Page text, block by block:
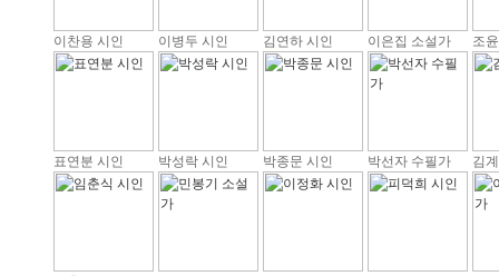
이찬용 시인 이병두 시인 김연하 시인 이은집 소설가 조
표연분 시인 박성락 시인 박종문 시인 박선자 수필가 김